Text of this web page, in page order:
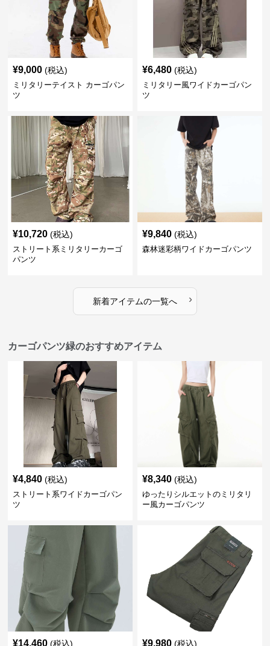
¥9,000 (税込)
ミリタリーテイスト カーゴパン
ツ
¥6,480 (税込)
ミリタリー風ワイドカーゴパン
ツ
¥10,720 (税込)
ストリート系ミリタリーカーゴ
パンツ
¥9,840 (税込)
森林迷彩柄ワイドカーゴパンツ
新着アイテムの一覧へ ›
カーゴパンツ緑のおすすめアイテム
¥4,840 (税込)
ストリート系ワイドカーゴパン
ツ
¥8,340 (税込)
ゆったりシルエットのミリタリ
ー風カーゴパンツ
¥14,460 (税込) ¥9,980 (税込)